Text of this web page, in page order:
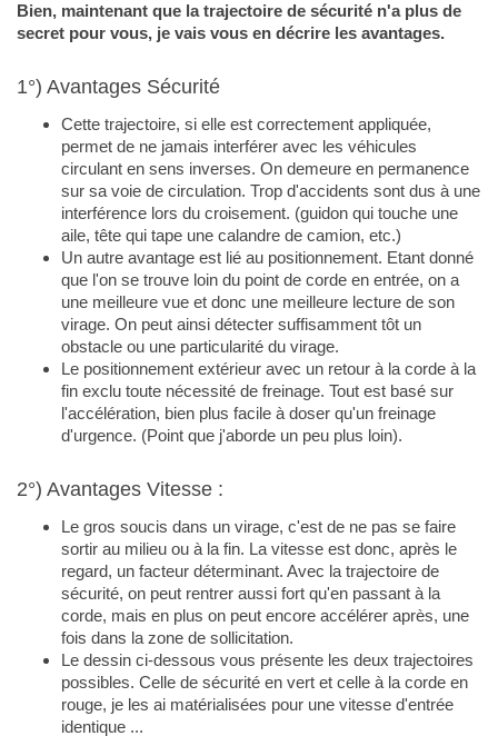
Bien, maintenant que la trajectoire de sécurité n'a plus de
secret pour vous, je vais vous en décrire les avantages.
1°) Avantages Sécurité
Cette trajectoire, si elle est correctement appliquée,
permet de ne jamais interférer avec les véhicules
circulant en sens inverses. On demeure en permanence
sur sa voie de circulation. Trop d'accidents sont dus à une
interférence lors du croisement. (guidon qui touche une
aile, tête qui tape une calandre de camion, etc.)
Un autre avantage est lié au positionnement. Etant donné
que l'on se trouve loin du point de corde en entrée, on a
une meilleure vue et donc une meilleure lecture de son
virage. On peut ainsi détecter suffisamment tôt un
obstacle ou une particularité du virage.
Le positionnement extérieur avec un retour à la corde à la
fin exclu toute nécessité de freinage. Tout est basé sur
l'accélération, bien plus facile à doser qu'un freinage
d'urgence. (Point que j'aborde un peu plus loin).
2°) Avantages Vitesse :
Le gros soucis dans un virage, c'est de ne pas se faire
sortir au milieu ou à la fin. La vitesse est donc, après le
regard, un facteur déterminant. Avec la trajectoire de
sécurité, on peut rentrer aussi fort qu'en passant à la
corde, mais en plus on peut encore accélérer après, une
fois dans la zone de sollicitation.
Le dessin ci-dessous vous présente les deux trajectoires
possibles. Celle de sécurité en vert et celle à la corde en
rouge, je les ai matérialisées pour une vitesse d'entrée
identique ...